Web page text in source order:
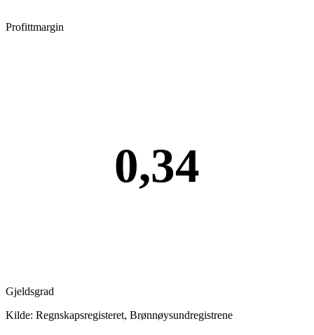
Profittmargin
0,34
Gjeldsgrad
Kilde: Regnskapsregisteret, Brønnøysundregistrene